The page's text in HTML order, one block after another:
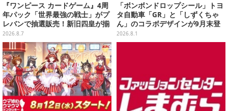
『ワンピース カードゲーム』4周
年パック「世界最強の戦士」がプ
レバンで抽選販売！新旧四皇が揃
い踏み、刃牙作者が描く「カイド
ウ」も
2026.8.7
「ボンボンドロップシール」トヨ
タ自動車「GR」と「しずくちゃ
ん」のコラボデザインが9月末登
場！くま吉らも描かれた全4柄
2026.8.1